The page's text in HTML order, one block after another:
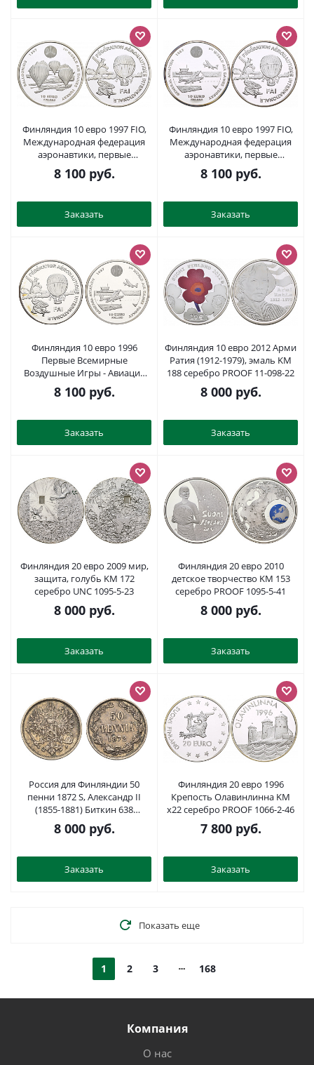
Финляндия 10 евро 1997 FIO,
Международная федерация
аэронавтики, первые
воздушные игры серебро
PROOF 11-162-12
8 100руб.
Заказать
Финляндия 10 евро 1997 FIO,
Международная федерация
аэронавтики, первые
воздушные игры серебро
PROOF 1068-3-21
8 100руб.
Заказать
Финляндия 10 евро 1996
Первые Всемирные
Воздушные Игры - Авиация
Общего Назначения X 47
серебро PROOF 443-1245
8 100руб.
Заказать
Финляндия 10 евро 2012 Арми
Ратия (1912-1979), эмаль KM
188 серебро PROOF 11-098-22
8 000руб.
Заказать
Финляндия 20 евро 2009 мир,
защита, голубь KM 172
серебро UNC 1095-5-23
8 000руб.
Заказать
Финляндия 20 евро 2010
детское творчество KM 153
серебро PROOF 1095-5-41
8 000руб.
Заказать
Россия для Финляндии 50
пенни 1872 S, Александр II
(1855-1881) Биткин 638
серебро 4044-1322
8 000руб.
Заказать
Финляндия 20 евро 1996
Крепость Олавинлинна KM
x22 серебро PROOF 1066-2-46
7 800руб.
Заказать
Показать еще
1 2 3 168
Компания
О нас